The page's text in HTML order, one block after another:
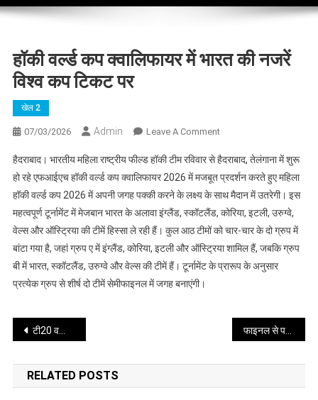
हॉकी वर्ल्ड कप क्वालिफायर में भारत की नजरें
विश्व कप टिकट पर
खेल 2
07/03/2026 Admin Leave A CommentOn
वर्ल्ड
कप
क्वालिफायर
में
भारत
की
नजरें
हैदराबाद। भारतीय महिला राष्ट्रीय फील्ड हॉकी टीम रविवार से हैदराबाद, तेलंगाना में शुरू
हो रहे एफआईएच हॉकी वर्ल्ड कप क्वालिफायर 2026 में मजबूत प्रदर्शन करते हुए महिला
हॉकी वर्ल्ड कप 2026 में अपनी जगह पक्की करने के लक्ष्य के साथ मैदान में उतरेगी। इस
महत्वपूर्ण टूर्नामेंट में मेजबान भारत के अलावा इंग्लैंड, स्कॉटलैंड, कोरिया, इटली, उरुग्वे,
वेल्स और ऑस्ट्रिया की टीमें हिस्सा ले रही हैं। कुल आठ टीमों को चार-चार के दो ग्रुप में
बांटा गया है, जहां ग्रुप ए में इंग्लैंड, कोरिया, इटली और ऑस्ट्रिया शामिल हैं, जबकि ग्रुप
बी में भारत, स्कॉटलैंड, उरुग्वे और वेल्स की टीमें हैं। टूर्नामेंट के प्रारूप के अनुसार
प्रत्येक ग्रुप से शीर्ष दो टीमें सेमीफाइनल में जगह बनाएंगी।
Post
navigation
टी20 वर्ल्ड कप 2026 फाइनल में इतिहास रचने के करीब भारत, ऑस्ट्रेलिया को पीछे छोड़ने का मौका
RELATED POSTS